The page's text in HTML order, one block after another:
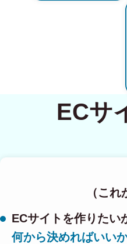
ECサ
（こ
ECサイトを作りたい
何から決めればいい